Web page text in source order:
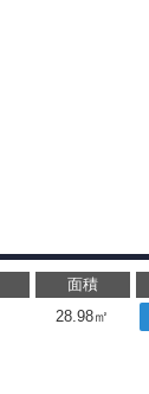
面積
28.98㎡